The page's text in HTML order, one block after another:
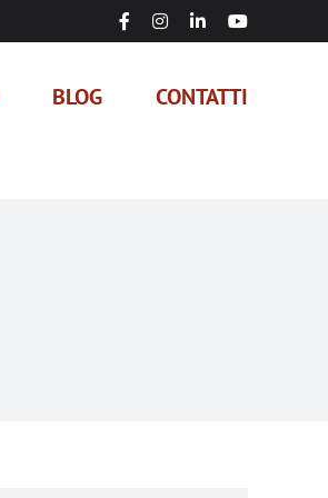
FacebookInstagram
LinkedInYouTube
BLOG CONTATTI